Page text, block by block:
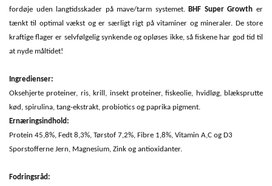
fordøje uden langtidsskader på mave/tarm systemet. BHF Super Growth er
tænkt til optimal vækst og er særligt rigt på vitaminer og mineraler. De store
kraftige flager er selvfølgelig synkende og opløses ikke, så fiskene har god tid til
at nyde måltidet!
Ingredienser:
Oksehjerte proteiner, ris, krill, insekt proteiner, fiskeolie, hvidløg, blæksprutte
kød, spirulina, tang-ekstrakt, probiotics og paprika pigment.
Ernæringsindhold:
Protein 45,8%, Fedt 8,3%, Tørstof 7,2%, Fibre 1,8%, Vitamin A,C og D3
Sporstofferne Jern, Magnesium, Zink og antioxidanter.
Fodringsråd: